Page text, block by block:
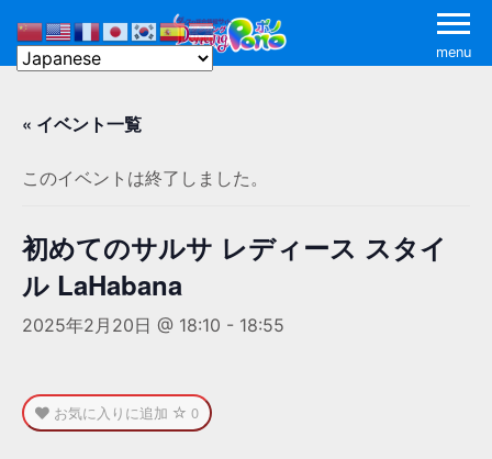
menu
« イベント一覧
このイベントは終了しました。
初めてのサルサ レディース スタイ
ル LaHabana
2025年2月20日 @ 18:10 - 18:55
お気に入りに追加 0